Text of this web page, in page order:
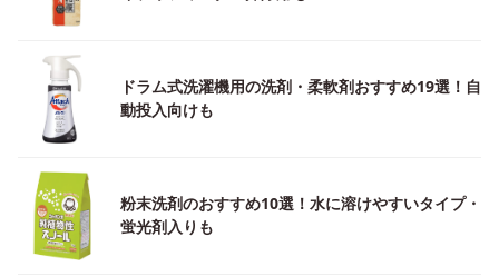
ドラム式洗濯機用の洗剤・柔軟剤おすすめ19選！自
動投入向けも
粉末洗剤のおすすめ10選！水に溶けやすいタイプ・
蛍光剤入りも